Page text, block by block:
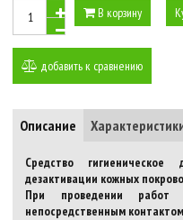
В корзину
добавить к сравнению
Описание
Средство
дезактивации кожных
При проведении работ
непосредственным